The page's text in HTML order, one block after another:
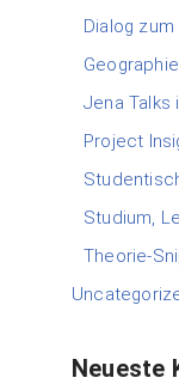
Dialog zum
Jena Talks
Project
Studium,
Theorie-
Neueste